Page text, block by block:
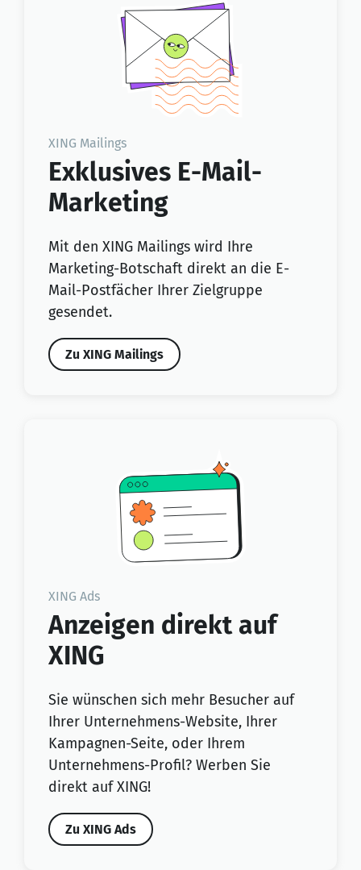
XING Mailings
Exklusives E-Mail-
Marketing
Mit den XING Mailings wird Ihre
Marketing-Botschaft direkt an die E-
Mail-Postfächer Ihrer Zielgruppe
gesendet.
Zu XING Mailings
XING Ads
Anzeigen direkt auf
XING
Sie wünschen sich mehr Besucher auf
Ihrer Unternehmens-Website, Ihrer
Kampagnen-Seite, oder Ihrem
Unternehmens-Profil? Werben Sie
direkt auf XING!
Zu XING Ads